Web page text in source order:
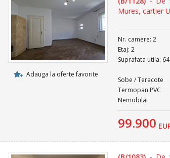
Adauga la oferte favorite
Mures, cartier
Nr. camere: 2
Etaj: 2
Suprafata utila:
Sobe / Teracote
Termopan PVC
Nemobilat
99.900